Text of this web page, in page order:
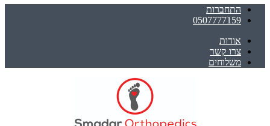
התחברות
0507777159
אודות
צרו קשר
משלוחים